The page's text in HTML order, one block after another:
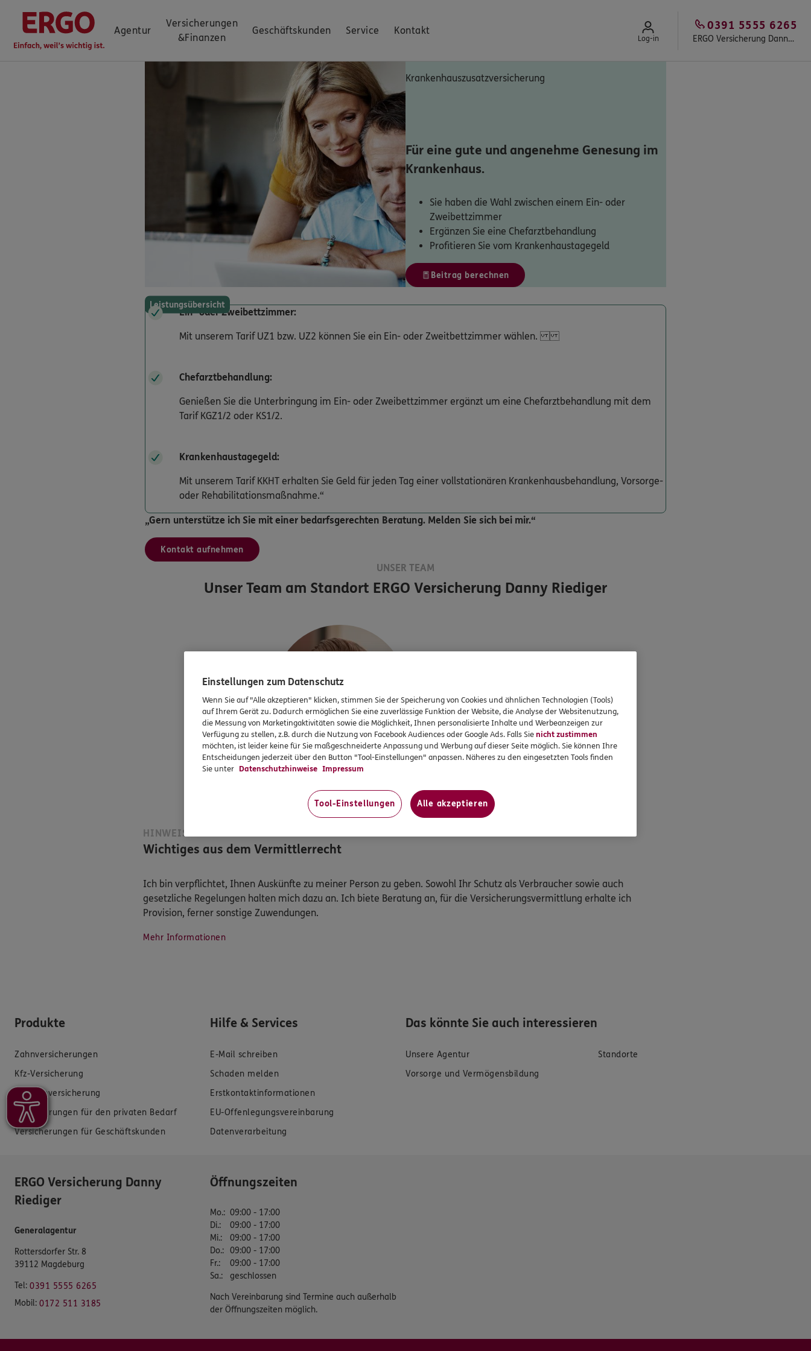
Agentur
Versicherungen
&Finanzen
Geschäftskunden Service Kontakt
Log-in ERGO Versicherung Danny Riediger
0391 5555 6265
Krankenhauszusatzversicherung
Für eine gute und angenehme Genesung im
Krankenhaus.
Sie haben die Wahl zwischen einem Ein- oder
Zweibettzimmer
Ergänzen Sie eine Chefarztbehandlung
Profitieren Sie vom Krankenhaustagegeld
Beitrag berechnen
Leistungsübersicht
Ein- oder Zweibettzimmer:
Mit unserem Tarif UZ1 bzw. UZ2 können Sie ein Ein- oder Zweitbettzimmer wählen.
Chefarztbehandlung:
Genießen Sie die Unterbringung im Ein- oder Zweibettzimmer ergänzt um eine Chefarztbehandlung mit dem
Tarif KGZ1/2 oder KS1/2.
Krankenhaustagegeld:
Mit unserem Tarif KKHT erhalten Sie Geld für jeden Tag einer vollstationären Krankenhausbehandlung, Vorsorge-
oder Rehabilitationsmaßnahme.“
„Gern unterstütze ich Sie mit einer bedarfsgerechten Beratung. Melden Sie sich bei mir.“
Kontakt aufnehmen
UNSER TEAM
Unser Team am Standort ERGO Versicherung Danny Riediger
Tel: 0391 5555 6265
0172 511 3185
HINWEIS
Wichtiges aus dem Vermittlerrecht
Ich bin verpflichtet, Ihnen Auskünfte zu meiner Person zu geben. Sowohl Ihr Schutz als Verbraucher sowie auch
gesetzliche Regelungen halten mich dazu an. Ich biete Beratung an, für die Versicherungsvermittlung erhalte ich
Provision, ferner sonstige Zuwendungen.
Mehr Informationen
Produkte
Zahnversicherungen
Kfz-Versicherung
Krankenversicherung
Versicherungen für den privaten Bedarf
Versicherungen für Geschäftskunden
Hilfe & Services
E-Mail schreiben
Schaden melden
Erstkontaktinformationen
EU-Offenlegungsvereinbarung
Datenverarbeitung
Das könnte Sie auch interessieren
Unsere Agentur
Standorte
Vorsorge und Vermögensbildung
ERGO Versicherung Danny
Riediger
Generalagentur
Rottersdorfer Str. 8
39112 Magdeburg
Tel: 0391 5555 6265
Mobil: 0172 511 3185
Öffnungszeiten
Mo.: 09:00 - 17:00
Di.:
09:00 - 17:00
Mi.:
09:00 - 17:00
Do.: 09:00 - 17:00
Fr.:
09:00 - 17:00
Sa.: geschlossen
Nach Vereinbarung sind Termine auch außerhalb
der Öffnungszeiten möglich.
Einstellungen zum Datenschutz
Wenn Sie auf "Alle akzeptieren" klicken, stimmen Sie der Speicherung von Cookies und ähnlichen Technologien (Tools)
auf Ihrem Gerät zu. Dadurch ermöglichen Sie eine zuverlässige Funktion der Website, die Analyse der Websitenutzung,
die Messung von Marketingaktivitäten sowie die Möglichkeit, Ihnen personalisierte Inhalte und Werbeanzeigen zur
Verfügung zu stellen, z.B. durch die Nutzung von Facebook Audiences oder Google Ads. Falls Sienicht zustimmen
möchten, ist leider keine für Sie maßgeschneiderte Anpassung und Werbung auf dieser Seite möglich. Sie können Ihre
Entscheidungen jederzeit über den Button "Tool-Einstellungen" anpassen. Näheres zu den eingesetzten Tools finden
Sie unter Datenschutzhinweise Impressum
Tool-Einstellungen Alle akzeptieren